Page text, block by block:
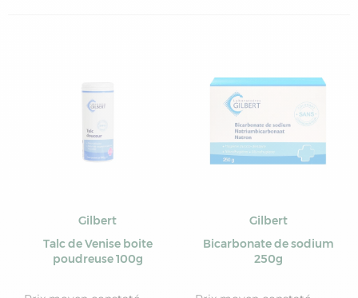
Gilbert
Talc de Venise boite
poudreuse 100g
Gilbert
Bicarbonate de sodium
250g